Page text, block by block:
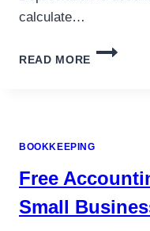
calculate…
READ MORE
SUM-
AND
TO
BOOKKEEPING
Free
Small